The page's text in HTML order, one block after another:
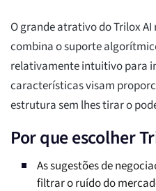
O grande atrativo do Trilox
combina o suporte
relativamente intuitivo para
características visam
estrutura sem lhes tirar o
Por que escolher
As sugestões de
filtrar o ruído do